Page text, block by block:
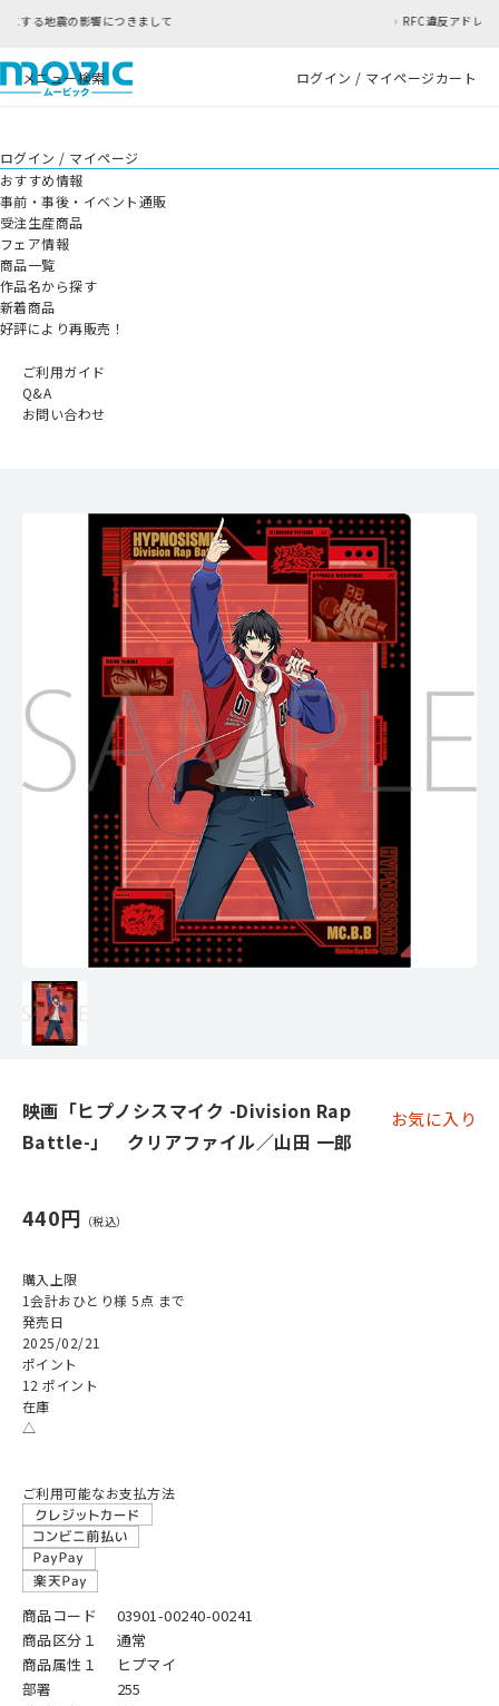
まして RFC違反アドレスのご利用について
メニュー検索 ログイン / マイページカート
ログイン / マイページ
おすすめ情報
事前・事後・イベント通販
受注生産商品
フェア情報
商品一覧
作品名から探す
新着商品
好評により再販売！
ご利用ガイド
Q&A
お問い合わせ
映画「ヒプノシスマイク -Division Rap
Battle-」 クリアファイル／山田 一郎
お気に入り
440円
購入上限
1会計おひとり様 5点 まで
発売日
2025/02/21
ポイント
12 ポイント
在庫
△
ご利用可能なお支払方法
商品コード
03901-00240-00241
商品区分１
通常
商品属性１
ヒプマイ
部署
255